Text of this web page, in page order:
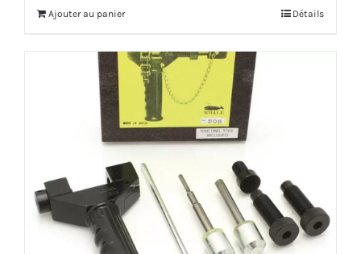
245,00€.
1
145,00€.
Ajouter au panier Détails